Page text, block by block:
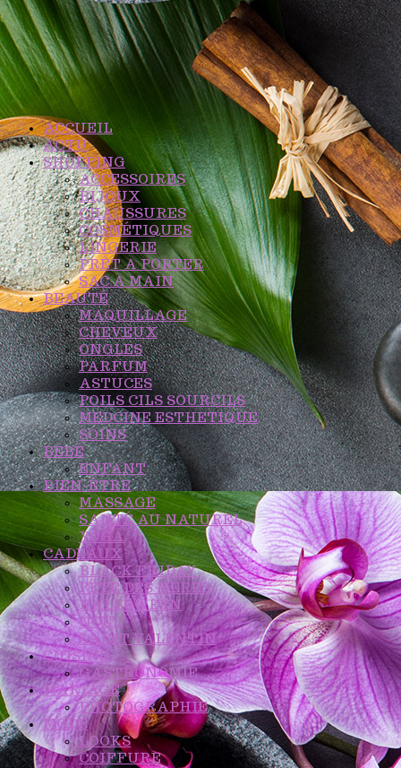
ACCUEIL
ACTU
SHOPPING
ACCESSOIRES
BIJOUX
CHAUSSURES
COSMÉTIQUES
LINGERIE
PRÊT A PORTER
SAC A MAIN
BEAUTÉ
MAQUILLAGE
CHEVEUX
ONGLES
PARFUM
ASTUCES
POILS CILS SOURCILS
MEDCINE ESTHETIQUE
SOINS
BÉBÉ
ENFANT
BIEN-ÊTRE
MASSAGE
SANTÉ AU NATUREL
YOGA
CADEAUX
BLACK FRIDAY
FÊTE DES MÈRES
HALLOWEEN
NOËL
SAINT VALENTIN
CUISINE
GASTRONOMIE
MARIAGE
PHOTOGRAPHIE
MODE
LOOKS
COIFFURE